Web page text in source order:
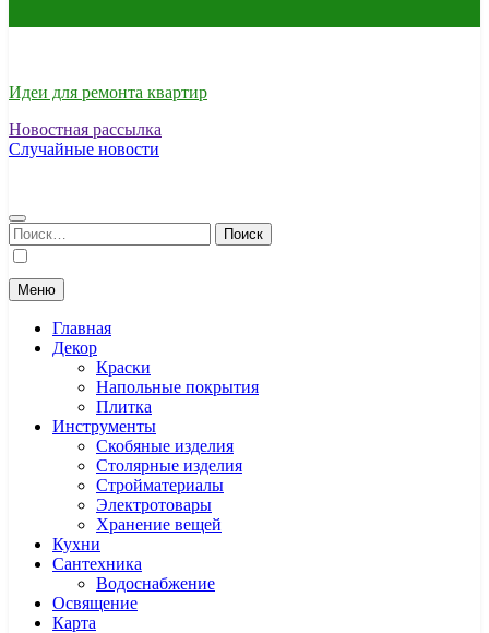
Идеи для ремонта квартир
Новостная рассылка
Случайные новости
Найти:
Меню
Главная
Декор
Краски
Напольные покрытия
Плитка
Инструменты
Скобяные изделия
Столярные изделия
Стройматериалы
Электротовары
Хранение вещей
Кухни
Сантехника
Водоснабжение
Освящение
Карта